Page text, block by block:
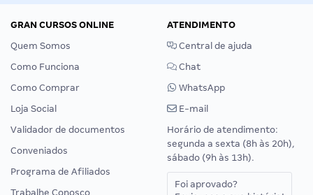
GRAN CURSOS ONLINE
Quem Somos
Como Funciona
Como Comprar
Loja Social
Validador de documentos
Conveniados
Programa de Afiliados
Trabalhe Conosco
ATENDIMENTO
Central de ajuda
Chat
WhatsApp
E-mail
Horário de atendimento:
segunda a sexta (8h às 20h),
sábado (9h às 13h).
Foi aprovado?